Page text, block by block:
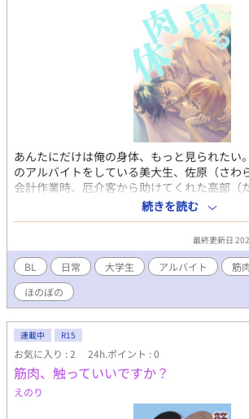
あんたにだけは俺の身体、もっと見られたい
のアルバイトをしている美大生、佐原（さわ
会計作業時、厄介客から助けてくれた高部（
くなっていく日々のなか、 本分である大学の
――。 ※24ページの読切漫画、最後の4ペー
めR15で投稿します。 挿入には至らないので
お好きな解釈で読んで頂ければ幸いです※
続きを読む
最終更新日
BL 日常 大学生 アルバイト 筋
ほのぼの
連載中 R15
お気に入り : 2 24h.ポイント : 0
筋肉、触っていいですか？
えのり